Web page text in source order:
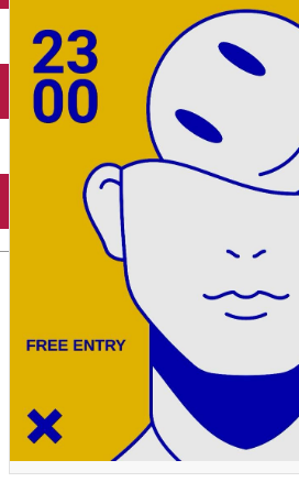
Închirieri biciclete
Încărcare vehicule electrice